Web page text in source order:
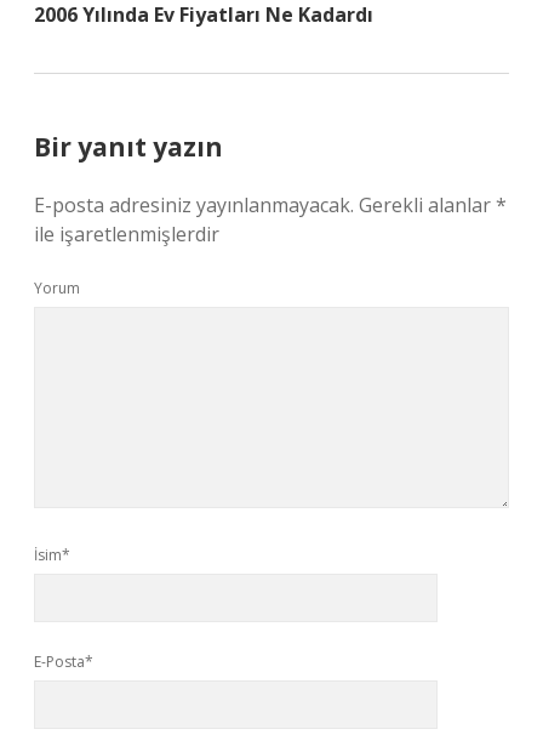
2006 Yılında Ev Fiyatları Ne Kadardı
Bir yanıt yazın
E-posta adresiniz yayınlanmayacak. Gerekli alanlar*
ile işaretlenmişlerdir
Yorum
İsim*
E-Posta*